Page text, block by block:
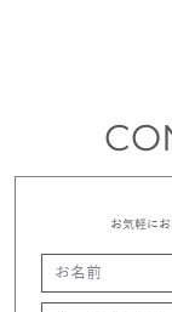
お気軽にお